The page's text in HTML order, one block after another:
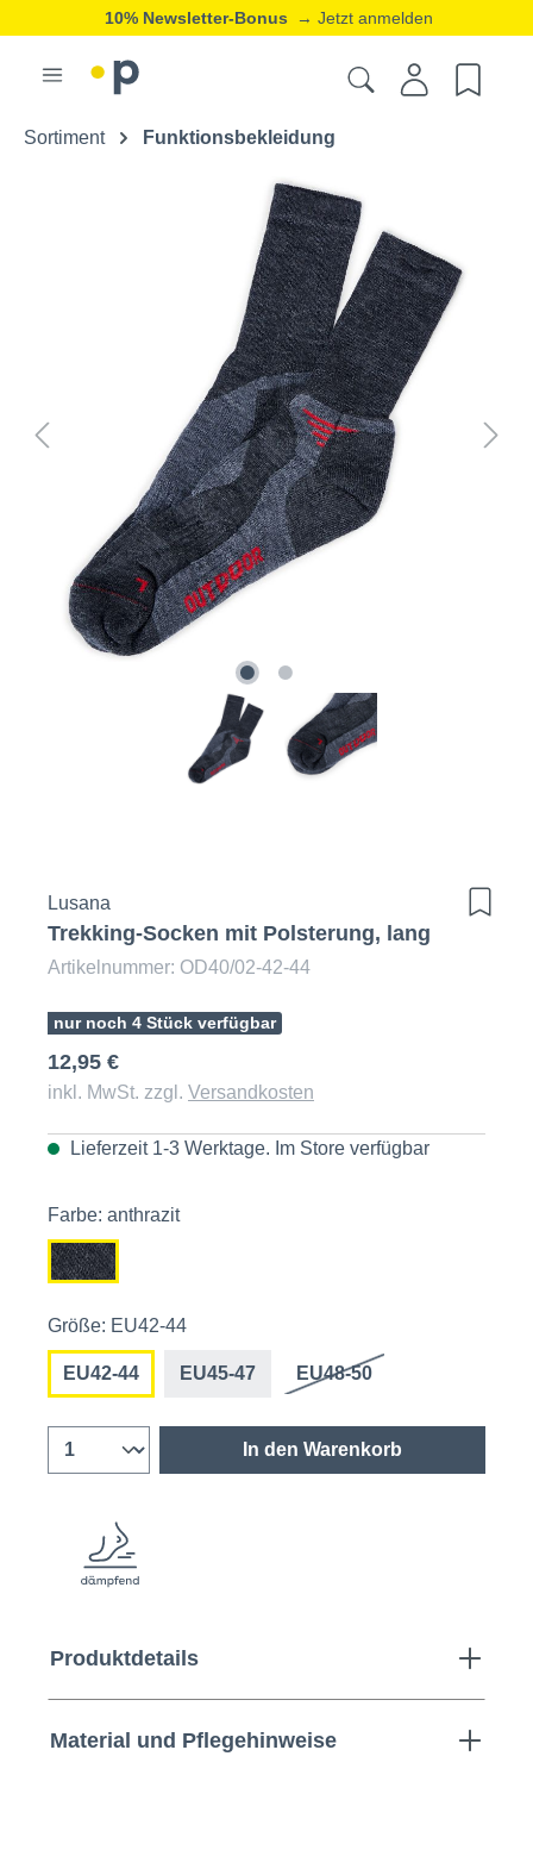
10% Newsletter-Bonus → Jetzt anmelden
Sortiment Funktionsbekleidung
Lusana
Trekking-Socken mit Polsterung, lang
Artikelnummer: OD40/02-42-44
nur noch 4 Stück verfügbar
12,95 €
inkl. MwSt. zzgl. Versandkosten
Lieferzeit 1-3 Werktage. Im Store verfügbar
Farbe: anthrazit
Größe: EU42-44
EU42-44 EU45-47 EU48-50
In den Warenkorb
Produktdetails
Material und Pflegehinweise